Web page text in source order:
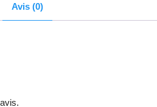
Avis (0)